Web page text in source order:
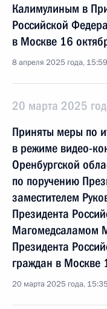
Калимулиным в
Российской
в Москве 16
8 апреля 2025 года, 15:59
20 марта 2025
Приняты меры по
в режиме видео-
Оренбургской
по поручению
заместителем
Президента
Магомедсаламом
Президента
граждан в Москве
20 марта 2025 года, 15:35